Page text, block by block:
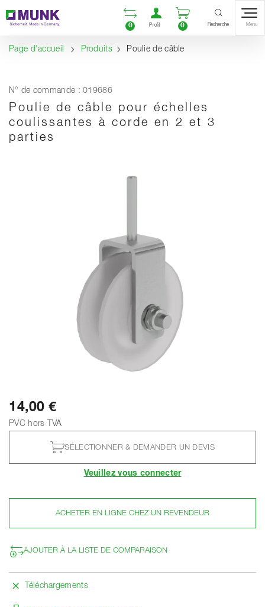
Contenu
Sommaire
Navigation Ouvrir la liste
0
Ouvrir un compte
Profil
Ouvrir le
0 Recherche Menu
Page d'accueil Produits Poulie de câble
N° de commande : 019686
Poulie de câble pour échelles
coulissantes à corde en 2 et 3
parties
14,00 €
PVC hors TVA
SÉLECTIONNER & DEMANDER UN DEVIS
Veuillez vous connecter
ACHETER EN LIGNE CHEZ UN REVENDEUR
AJOUTER À LA LISTE DE COMPARAISON
Téléchargements